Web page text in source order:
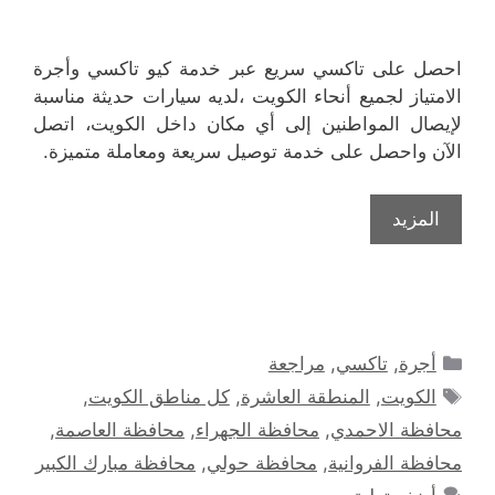
احصل على تاكسي سريع عبر خدمة كيو تاكسي وأجرة
الامتياز لجميع أنحاء الكويت ،لديه سيارات حديثة مناسبة
لإيصال المواطنين إلى أي مكان داخل الكويت، اتصل
الآن واحصل على خدمة توصيل سريعة ومعاملة متميزة.
المزيد
التصنيفات
أجرة,تاكسي, مراجعة
الوسوم
الكويت, المنطقة العاشرة,كل مناطق الكويت,
محافظة الاحمدي, محافظة الجهراء, محافظة العاصمة,
محافظة الفروانية, محافظة حولي, محافظة مبارك الكبير